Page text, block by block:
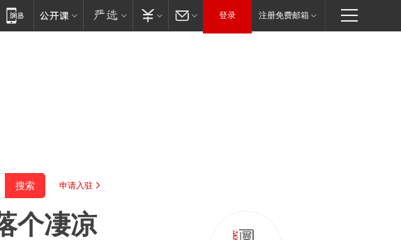
登录 注册免费邮箱
申请入驻
个凄凉